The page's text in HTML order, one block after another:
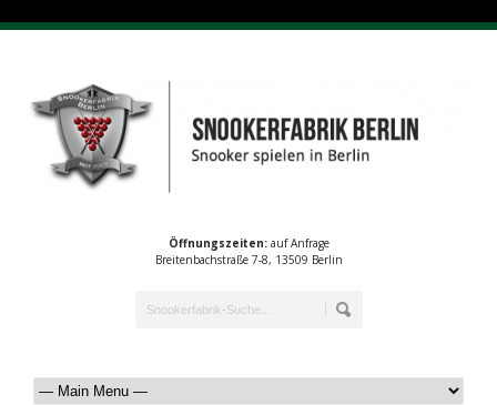
Öffnungszeiten:auf Anfrage
Breitenbachstraße 7-8, 13509 Berlin